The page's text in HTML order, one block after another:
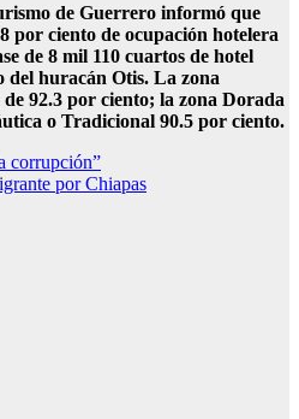
de Guerrero informó que
por ciento de ocupación hotelera
de 8 mil 110 cuartos de hotel
del huracán Otis. La zona
92.3 por ciento; la zona Dorada
o Tradicional 90.5 por ciento.
corrupción”
por Chiapas